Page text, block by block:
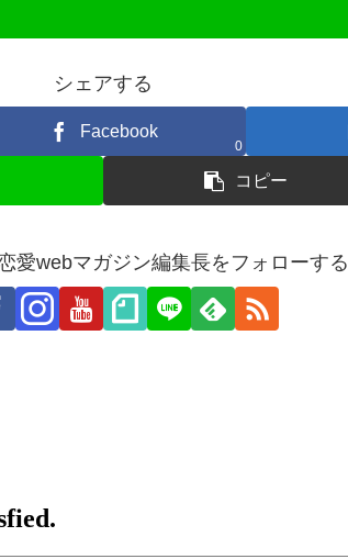
シェアする
Facebook
0
コピー
愛webマガジン編集長をフォローする